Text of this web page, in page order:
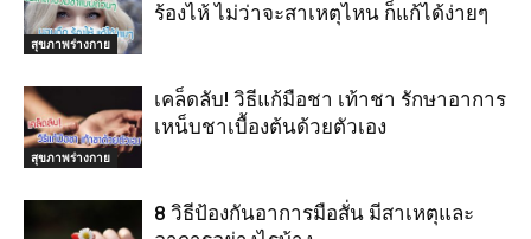
สุขภาพร่างกาย
ร้องไห้ ไม่ว่าจะสาเหตุไหน ก็แก้ได้ง่ายๆ
สุขภาพร่างกาย
เคล็ดลับ! วิธีแก้มือชา เท้าชา รักษาอาการ
เหน็บชาเบื้องต้นด้วยตัวเอง
8 วิธีป้องกันอาการมือสั่น มีสาเหตุและ